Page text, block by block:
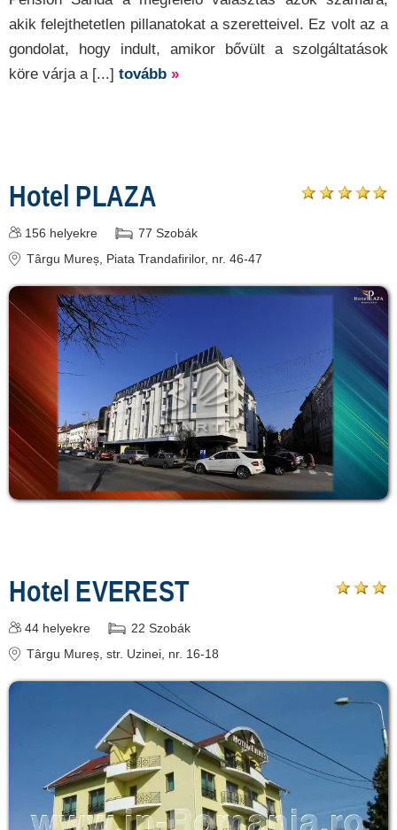
akik felejthetetlen pillanatokat a szeretteivel. Ez volt az a
gondolat, hogy indult, amikor bővült a szolgáltatások
köre várja a [...] tovább »
Hotel PLAZA
156 helyekre 77 Szobák
Târgu Mureș , Piata Trandafirilor, nr. 46-47
Hotel EVEREST
44 helyekre 22 Szobák
Târgu Mureș , str. Uzinei, nr. 16-18